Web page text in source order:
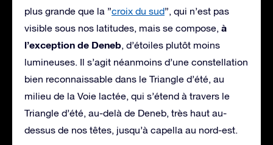
plus grande que la ”croix du sud”, qui n’est pas
visible sous nos latitudes, mais se compose, à
l’exception de Deneb, d’étoiles plutôt moins
lumineuses. Il s’agit néanmoins d’une constellation
bien reconnaissable dans le Triangle d’été, au
milieu de la Voie lactée, qui s’étend à travers le
Triangle d’été, au-delà de Deneb, très haut au-
dessus de nos têtes, jusqu’à capella au nord-est.